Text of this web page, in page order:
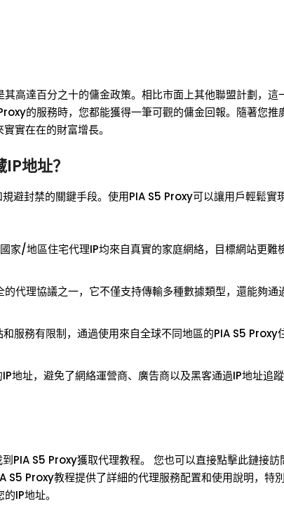
高達百分之十的傭金政策。相比市面上其他聯盟計劃，這
的服務時，您都能獲得一筆可觀的傭金回報。隨著您推
實在在的財富增長。
地址？
避封禁的關鍵手段。使用PIA S5 Proxy可以讓用戶輕鬆實
/地區住宅代理IP均來自真實的家庭網絡，目標網站更難
代理協議之一，它不僅支持傳輸多種數據類型，還能夠通
服務有限制，通過使用來自全球不同地區的PIA S5 Proxy
地址，避免了網絡運營商、廣告商以及黑客通過IP地址追
PIA S5 Proxy獲取代理教程。 您也可以直接點擊此鏈接訪
教程提供了詳細的代理服務配置和使用說明，特別
IP地址。